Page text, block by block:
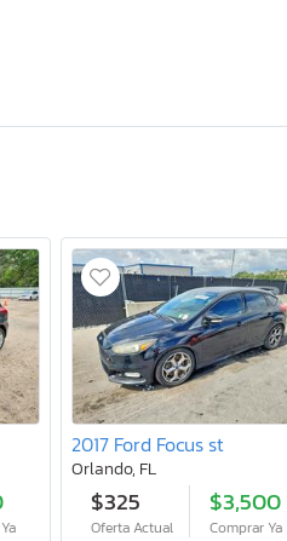
2017 Ford Focus st
Orlando, FL
$325
Oferta Actual
$3,500
Comprar Ya